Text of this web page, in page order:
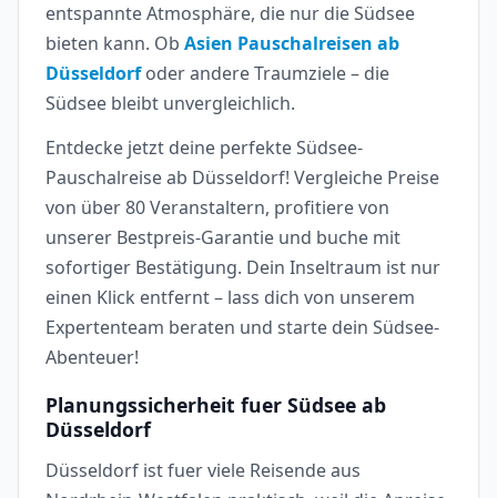
entspannte Atmosphäre, die nur die Südsee
bieten kann. Ob Asien Pauschalreisen ab
Düsseldorfoder andere Traumziele – die
Südsee bleibt unvergleichlich.
Entdecke jetzt deine perfekte Südsee-
Pauschalreise ab Düsseldorf! Vergleiche Preise
von über 80 Veranstaltern, profitiere von
unserer Bestpreis-Garantie und buche mit
sofortiger Bestätigung. Dein Inseltraum ist nur
einen Klick entfernt – lass dich von unserem
Expertenteam beraten und starte dein Südsee-
Abenteuer!
Planungssicherheit fuer Südsee ab
Düsseldorf
Düsseldorf ist fuer viele Reisende aus